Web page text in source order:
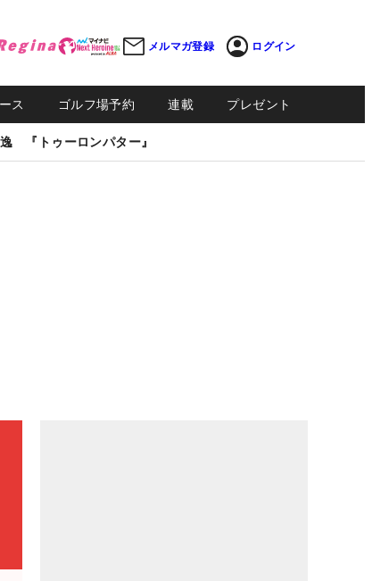
メルマガ登録 ログイン
ス ゴルフ場予約 連載 プレゼント
『トゥーロンパター』